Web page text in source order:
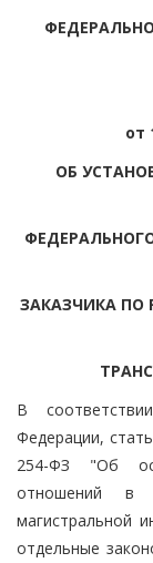
от
ОБ
ЗАКАЗЧИКА ПО
В
Федерации,
254-ФЗ "Об
отношений в
магистральной
отдельные